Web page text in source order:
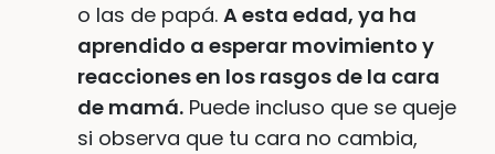
o las de papá. A esta edad, ya ha
aprendido a esperar movimiento y
reacciones en los rasgos de la cara
de mamá. Puede incluso que se queje
si observa que tu cara no cambia,